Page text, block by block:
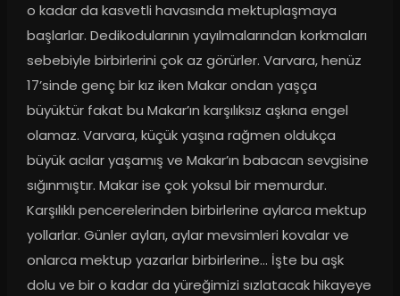
o kadar da kasvetli havasında mektuplaşmaya
başlarlar. Dedikodularının yayılmalarından korkmaları
sebebiyle birbirlerini çok az görürler. Varvara, henüz
17’sinde genç bir kız iken Makar ondan yaşça
büyüktür fakat bu Makar’ın karşılıksız aşkına engel
olamaz. Varvara, küçük yaşına rağmen oldukça
büyük acılar yaşamış ve Makar’ın babacan sevgisine
sığınmıştır. Makar ise çok yoksul bir memurdur.
Karşılıklı pencerelerinden birbirlerine aylarca mektup
yollarlar. Günler ayları, aylar mevsimleri kovalar ve
onlarca mektup yazarlar birbirlerine… İşte bu aşk
dolu ve bir o kadar da yüreğimizi sızlatacak hikayeye